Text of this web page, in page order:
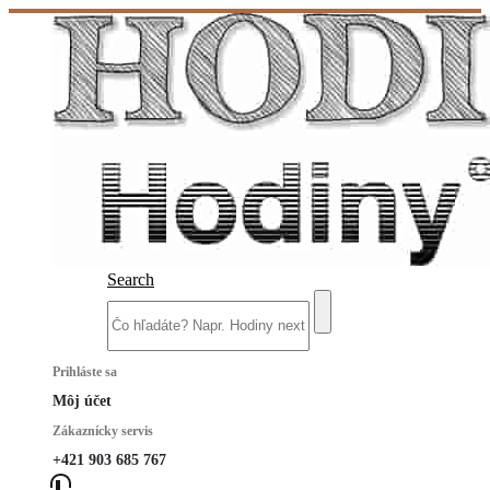
Search
Prihláste sa
Môj účet
Zákaznícky servis
+421 903 685 767